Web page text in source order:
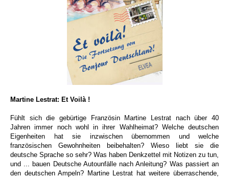
Martine Lestrat: Et Voilà !
Fühlt sich die gebürtige Französin Martine Lestrat nach über 40
Jahren immer noch wohl in ihrer Wahlheimat? Welche deutschen
Eigenheiten hat sie inzwischen übernommen und welche
französischen Gewohnheiten beibehalten? Wieso liebt sie die
deutsche Sprache so sehr? Was haben Denkzettel mit Notizen zu tun,
und ... bauen Deutsche Autounfälle nach Anleitung? Was passiert an
den deutschen Ampeln? Martine Lestrat hat weitere überraschende,